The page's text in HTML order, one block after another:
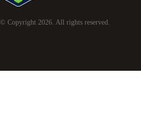
© Copyright 2026 . All rights reserved.